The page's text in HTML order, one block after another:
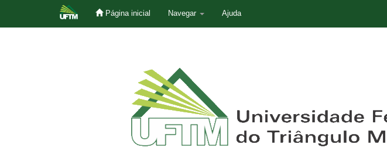
Página inicial Navegar Ajuda